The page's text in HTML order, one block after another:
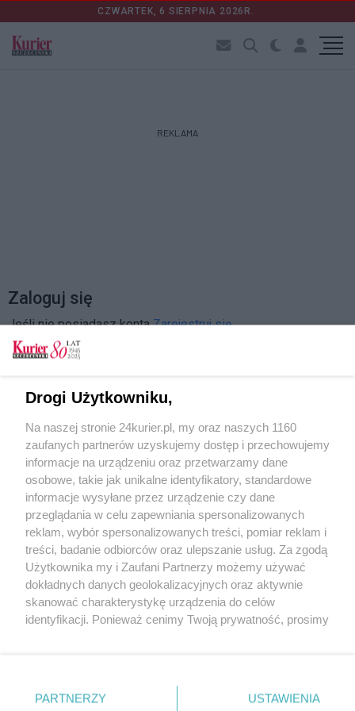
CZWARTEK, 6 SIERPNIA 2026R.
REKLAMA
Zaloguj się
Jeśli nie posiadasz kontaZarejestruj się
Zapamiętać?
Zaloguj
Zapomniałem hasła
Copyright © 2022 Kurier Szczeciński sp. z o.o.
Drogi Użytkowniku,
Na naszej stronie 24kurier.pl, my oraz naszych 1160
zaufanych partnerów uzyskujemy dostęp i przechowujemy
informacje na urządzeniu oraz przetwarzamy dane
osobowe, takie jak unikalne identyfikatory, standardowe
informacje wysyłane przez urządzenie czy dane
przeglądania w celu zapewniania spersonalizowanych
reklam, wybór spersonalizowanych treści, pomiar reklam i
treści, badanie odbiorców oraz ulepszanie usług. Za zgodą
Użytkownika my i Zaufani Partnerzy możemy używać
dokładnych danych geolokalizacyjnych oraz aktywnie
skanować charakterystykę urządzenia do celów
identyfikacji. Ponieważ cenimy Twoją prywatność, prosimy
prywatności znajdujący się w lewym dolnym rogu strony
. Niektóre rodzaje przetwarzania danych nie wymagają
PARTNERZY USTAWIENIA